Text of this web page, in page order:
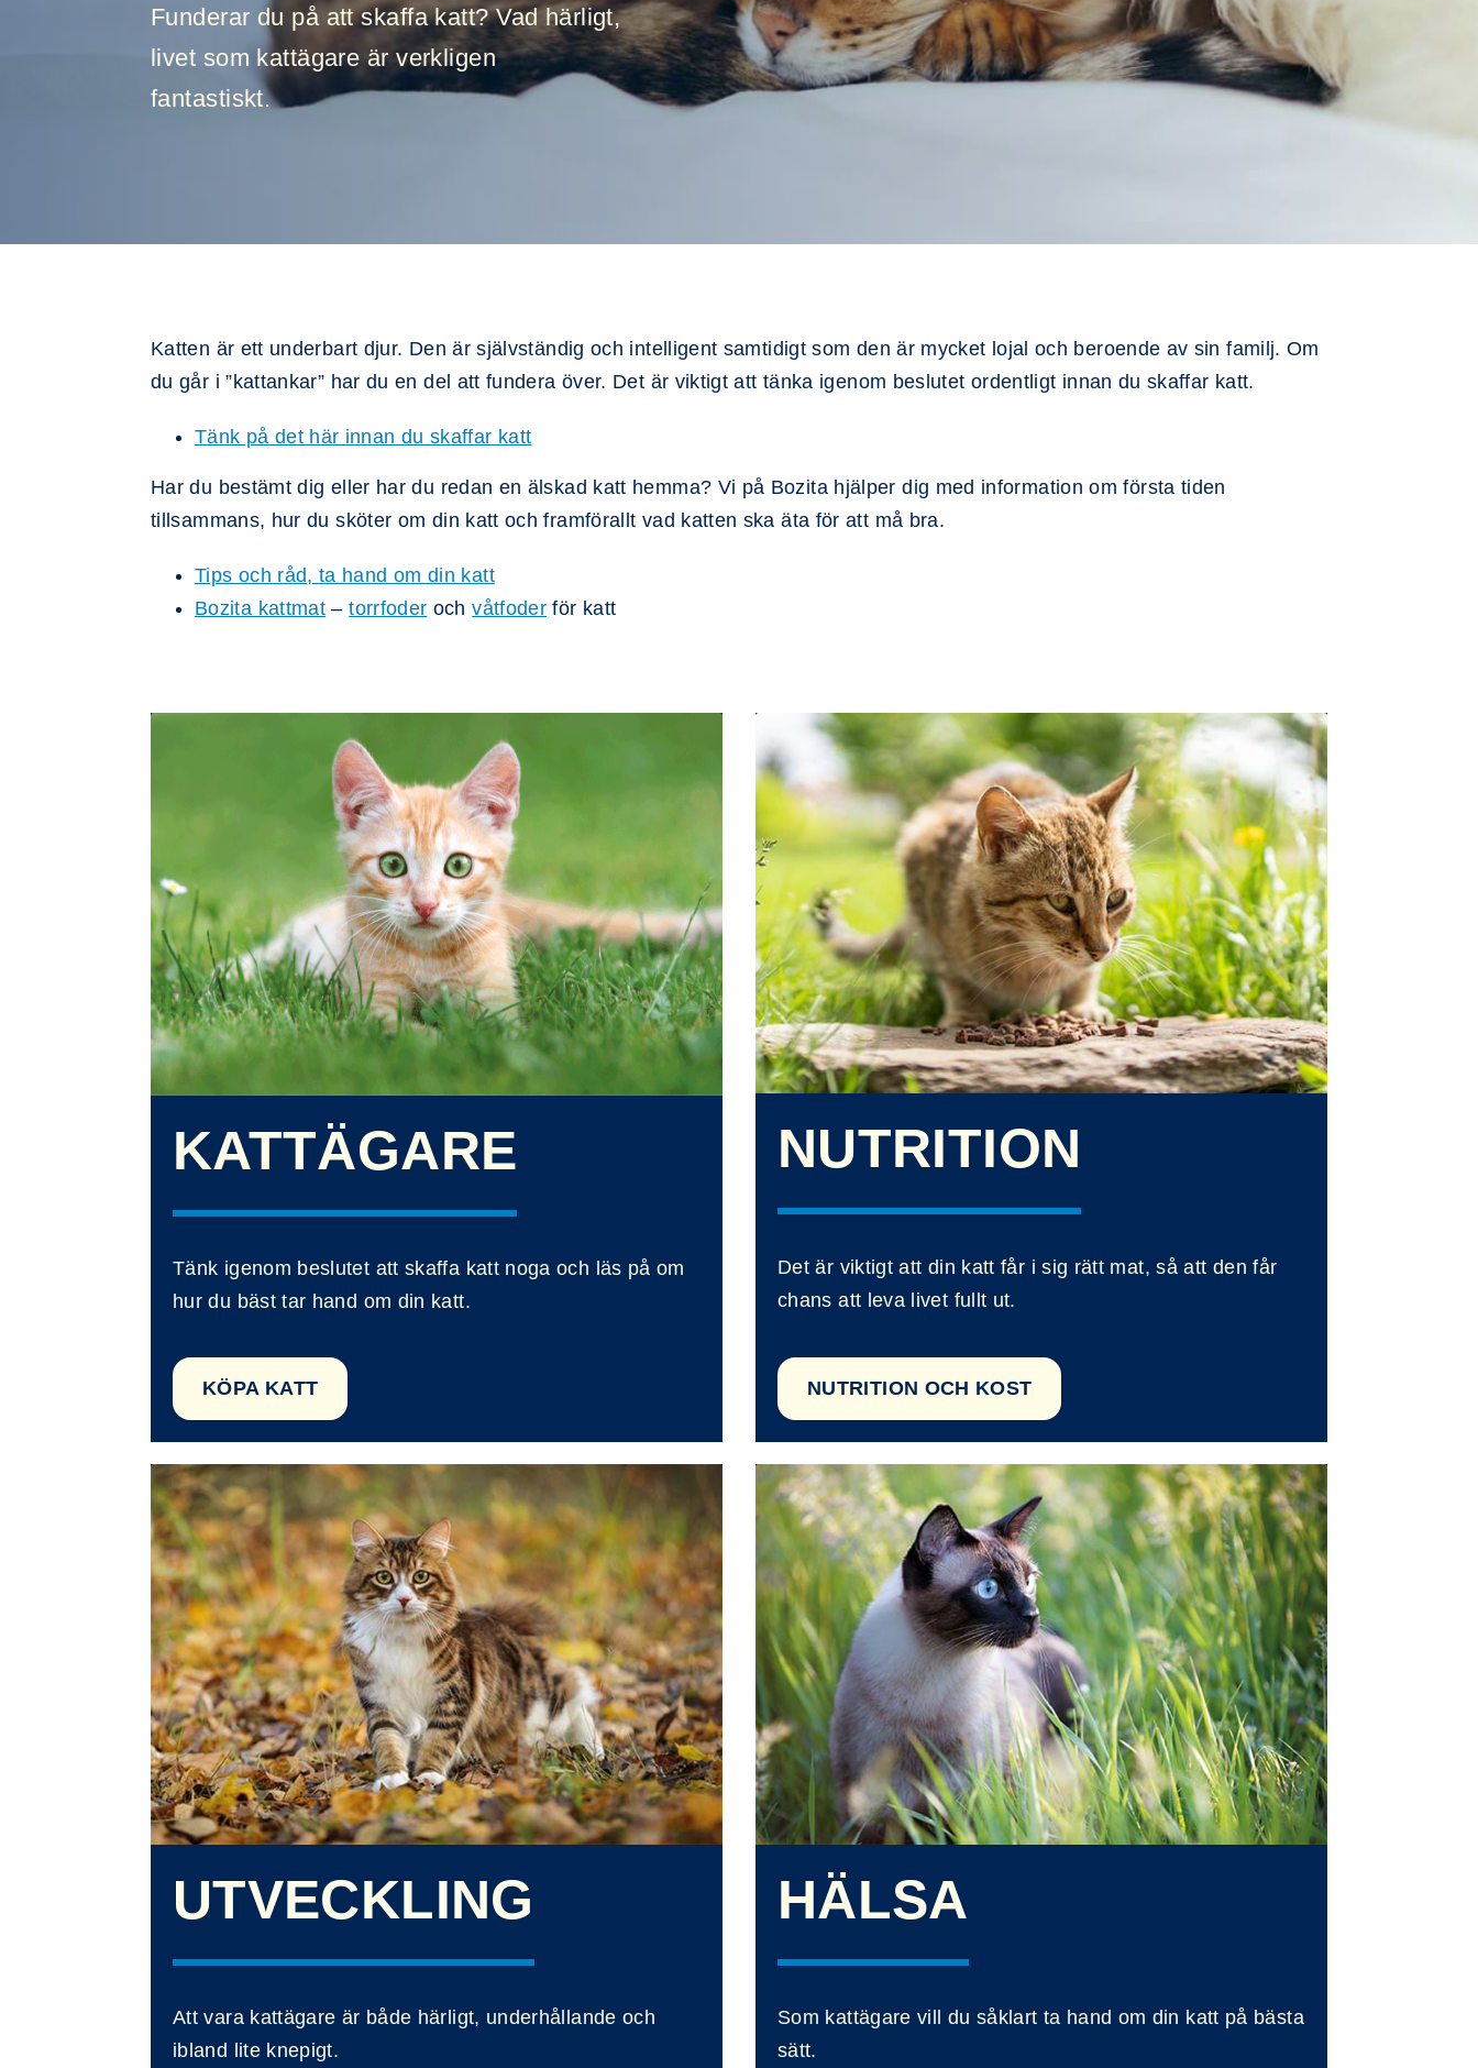
Funderar du på att skaffa katt? Vad härligt,
livet som kattägare är verkligen
fantastiskt.
Katten är ett underbart djur. Den är självständig och intelligent samtidigt som den är mycket lojal och beroende av sin familj. Om
du går i ”kattankar” har du en del att fundera över. Det är viktigt att tänka igenom beslutet ordentligt innan du skaffar katt.
Tänk på det här innan du skaffar katt
Har du bestämt dig eller har du redan en älskad katt hemma? Vi på Bozita hjälper dig med information om första tiden
tillsammans, hur du sköter om din katt och framförallt vad katten ska äta för att må bra.
Tips och råd, ta hand om din katt
Bozita kattmat –torrfoder ochvåtfoder för katt
KATTÄGARE
Tänk igenom beslutet att skaffa katt noga och läs på om
hur du bäst tar hand om din katt.
KÖPA KATT
NUTRITION
Det är viktigt att din katt får i sig rätt mat, så att den får
chans att leva livet fullt ut.
NUTRITION OCH KOST
UTVECKLING
Att vara kattägare är både härligt, underhållande och
ibland lite knepigt.
HÄLSA
Som kattägare vill du såklart ta hand om din katt på bästa
sätt.